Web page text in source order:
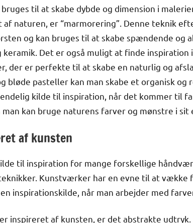
til at skabe dybde og dimension i
naturen, er “marmorering”. Denne teknik
og kan bruges til at skabe spændende og
Det er også muligt at finde
der er perfekte til at skabe en naturlig og
bløde pasteller kan man skabe et organisk
kilde til inspiration, når det kommer til
kan bruge naturens farver og mønstre i sit
af kunsten
til inspiration for mange forskellige
Kunstværker har en evne til at vække
inspirationskilde, når man arbejder med
inspireret af kunsten, er det abstrakte